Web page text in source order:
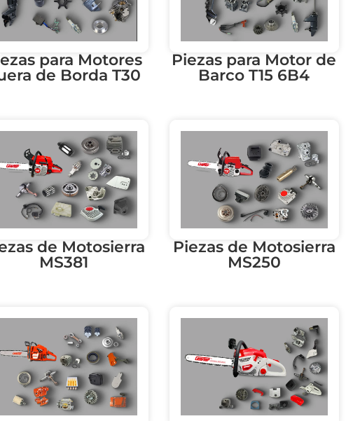
para Motores
de Borda T30
Piezas para Motor de
Barco T15 6B4
de Motosierra
MS381
Piezas de Motosierra
MS250